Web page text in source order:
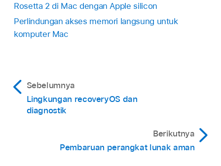
Rosetta 2 di Mac dengan Apple silicon
Perlindungan akses memori langsung untuk
komputer Mac
Sebelumnya
Lingkungan recoveryOS dan
diagnostik
Berikutnya
Pembaruan perangkat lunak aman